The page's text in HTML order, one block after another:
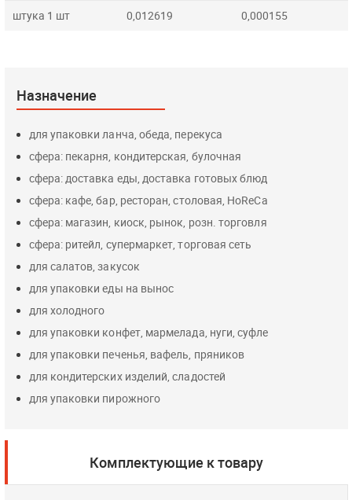
штука 1 шт 0,012619 0,000155
Назначение
для упаковки ланча, обеда, перекуса
сфера: пекарня, кондитерская, булочная
сфера: доставка еды, доставка готовых блюд
сфера: кафе, бар, ресторан, столовая, HoReCa
сфера: магазин, киоск, рынок, розн. торговля
сфера: ритейл, супермаркет, торговая сеть
для салатов, закусок
для упаковки еды на вынос
для холодного
для упаковки конфет, мармелада, нуги, суфле
для упаковки печенья, вафель, пряников
для кондитерских изделий, сладостей
для упаковки пирожного
Комплектующие к товару